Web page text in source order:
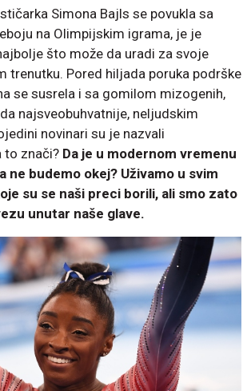
Simona Bajls se povukla sa
na Olimpijskim igrama, je je
što može da uradi za svoje
trenutku. Pored hiljada poruka podrške
se susrela i sa gomilom mizogenih,
najsveobuhvatnije, neljudskim
novinari su je nazvali
to znači? Da je u modernom vremenu
ne budemo okej? Uživamo u svim
su se naši preci borili, ali smo zato
unutar naše glave.